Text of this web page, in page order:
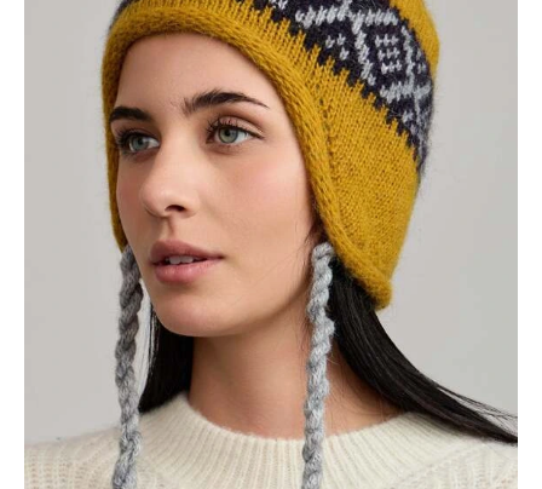
Concept
Коллекция
Paola
Belleza